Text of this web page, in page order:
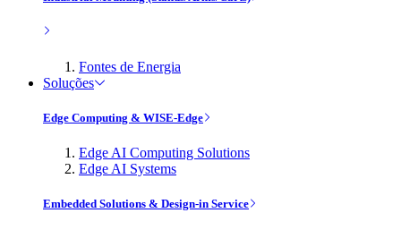
Fontes de Energia
Soluções
Edge Computing & WISE-Edge
Edge AI Computing Solutions
Edge AI Systems
Embedded Solutions & Design-in Service